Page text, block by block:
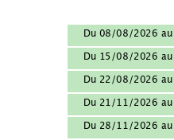
Du 08/08/2026
Du 15/08/2026
Du 22/08/2026
Du 21/11/2026
Du 28/11/2026